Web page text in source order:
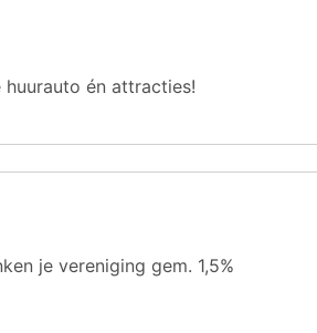
én attracties!
je vereniging gem. 1,5%